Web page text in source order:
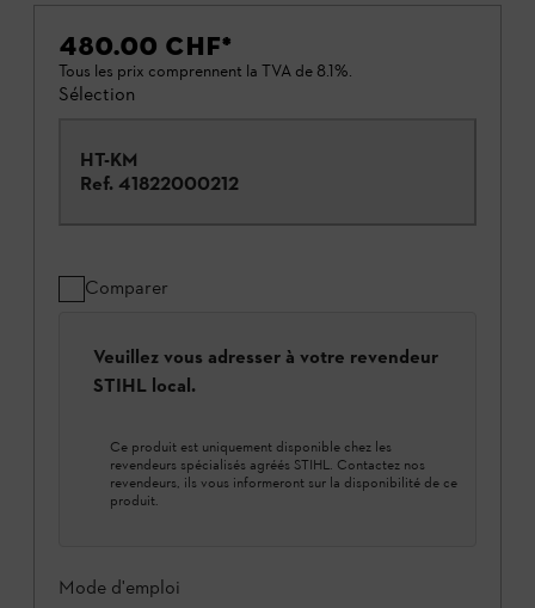
480.00 CHF*
Tous les prix comprennent la TVA de 8.1%.
Sélection
HT-KM
Ref. 41822000212
Comparer
Veuillez vous adresser à votre revendeur
STIHL local.
Ce produit est uniquement disponible chez les
revendeurs spécialisés agréés STIHL. Contactez nos
revendeurs, ils vous informeront sur la disponibilité de ce
produit.
Mode d'emploi